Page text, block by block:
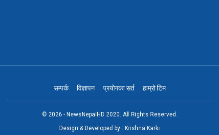
सम्पर्क विज्ञापन प्रयोगका सर्त हाम्रो टिम
© 2026 - NewsNepalHD 2020. All Rights Reserved.
Design & Developed by : Krishna Karki